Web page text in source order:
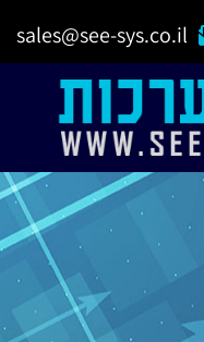
sales@see-sys.co.il